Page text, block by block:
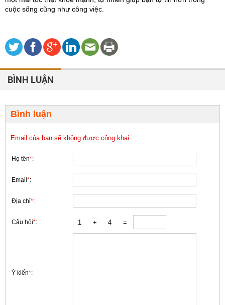
cuộc sống cũng như công việc.
BÌNH LUẬN
Bình luận
Email của bạn sẽ không được công khai
Họ tên*:
Email *:
Địa chỉ*:
Câu hỏi*:
Ý kiến*: